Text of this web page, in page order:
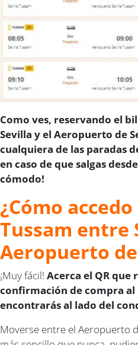
Como ves, reservando el
Sevilla y el Aeropuerto de
cualquiera de las paradas
en caso de que salgas
cómodo!
¿Cómo
Tussam entre
Aeropuerto
¡Muy fácil! Acerca el QR que
confirmación de compra al
encontrarás al lado del
Moverse entre el Aeropuerto